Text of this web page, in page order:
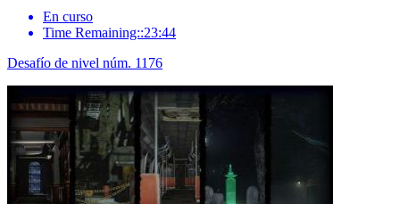
En curso
Time Remaining::23:44
Desafío de nivel núm. 1176